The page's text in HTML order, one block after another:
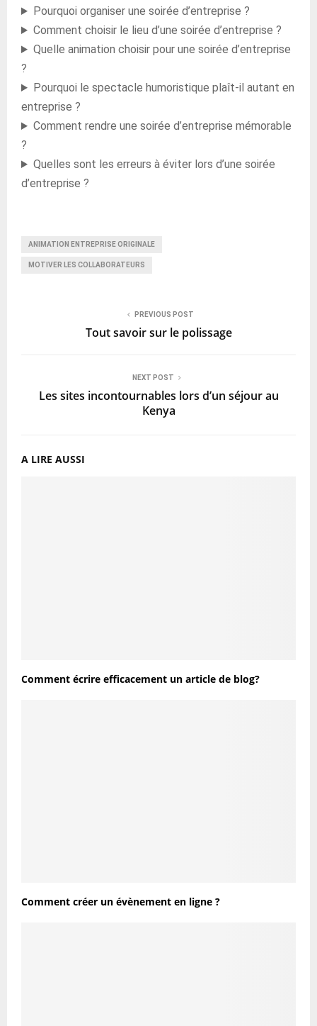
Pourquoi organiser une soirée d’entreprise ?
Comment choisir le lieu d’une soirée d’entreprise ?
Quelle animation choisir pour une soirée d’entreprise
?
Pourquoi le spectacle humoristique plaît-il autant en
entreprise ?
Comment rendre une soirée d’entreprise mémorable
?
Quelles sont les erreurs à éviter lors d’une soirée
d’entreprise ?
ANIMATION ENTREPRISE ORIGINALE
MOTIVER LES COLLABORATEURS
PREVIOUS POST
Tout savoir sur le polissage
NEXT POST
Les sites incontournables lors d’un séjour au
Kenya
A LIRE AUSSI
Comment écrire efficacement un article de blog?
Comment créer un évènement en ligne ?